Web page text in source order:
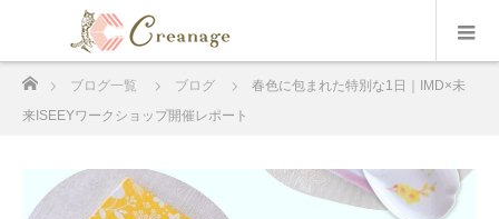
ブログ一覧 ブログ
春色に包まれた特別な1日｜IMD×未
来ISEEYワークショップ開催レポート